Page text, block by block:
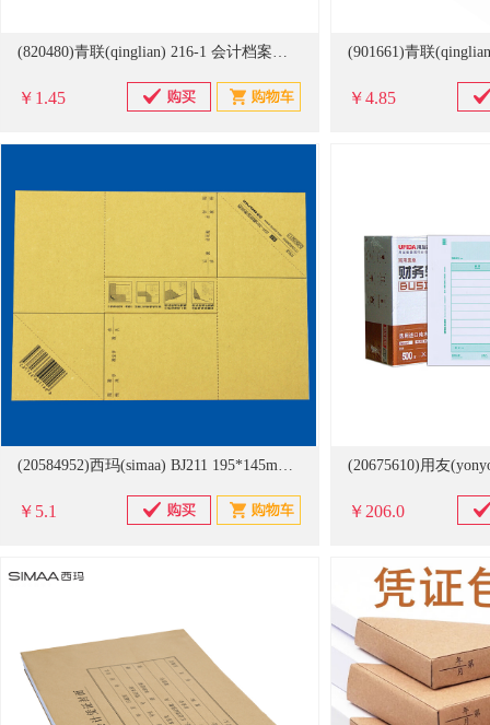
(820480)青联(qinglian) 216-1 会计档案案卷封面(单位：个)
￥1.45 ￥4.85
(20584952)西玛(simaa) BJ211 195*145mm 25套/包 50包/箱 包角(单位：包)
￥5.1 ￥206.0